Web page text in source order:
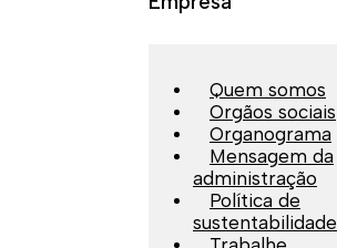
Quem somos
Orgãos sociais
Organograma
Mensagem da
administração
Política de
sustentabilidade